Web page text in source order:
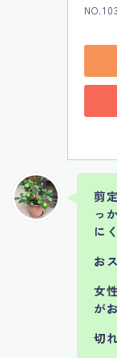
NO.103
剪
っ
に
お
女
が
切